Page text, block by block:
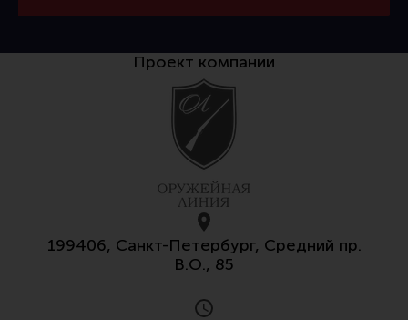
Инструменты и другие аксессуары
Ершики, вишеры, переходники
Линия Огня Медиа
Все разделы
Проект компании
199406, Санкт-Петербург, Средний пр.
В.О., 85